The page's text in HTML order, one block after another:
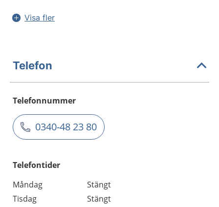
Visa fler
Telefon
Telefonnummer
0340-48 23 80
Telefontider
Måndag
Stängt
Tisdag
Stängt